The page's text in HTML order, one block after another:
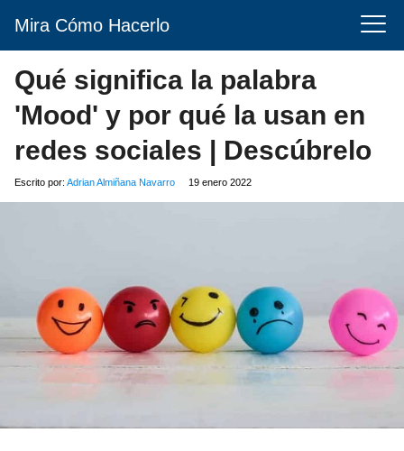
Mira Cómo Hacerlo
Qué significa la palabra
'Mood' y por qué la usan en
redes sociales | Descúbrelo
Escrito por: Adrian Almiñana Navarro 19 enero 2022